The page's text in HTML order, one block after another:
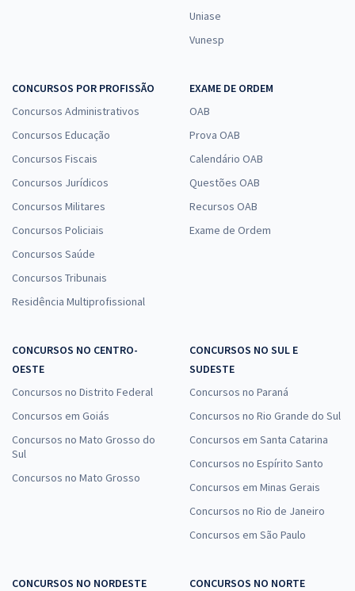
Uniase
Vunesp
CONCURSOS POR PROFISSÃO
Concursos Administrativos
Concursos Educação
Concursos Fiscais
Concursos Jurídicos
Concursos Militares
Concursos Policiais
Concursos Saúde
Concursos Tribunais
Residência Multiprofissional
EXAME DE ORDEM
OAB
Prova OAB
Calendário OAB
Questões OAB
Recursos OAB
Exame de Ordem
CONCURSOS NO CENTRO-
OESTE
Concursos no Distrito Federal
Concursos em Goiás
Concursos no Mato Grosso do
Sul
Concursos no Mato Grosso
CONCURSOS NO SUL E
SUDESTE
Concursos no Paraná
Concursos no Rio Grande do Sul
Concursos em Santa Catarina
Concursos no Espírito Santo
Concursos em Minas Gerais
Concursos no Rio de Janeiro
Concursos em São Paulo
CONCURSOS NO NORDESTE
CONCURSOS NO NORTE